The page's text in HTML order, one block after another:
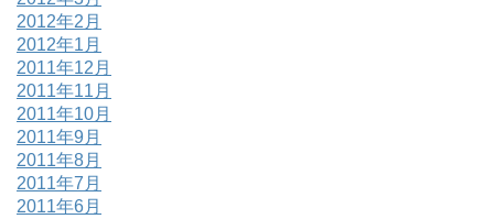
2012年2月
2012年1月
2011年12月
2011年11月
2011年10月
2011年9月
2011年8月
2011年7月
2011年6月